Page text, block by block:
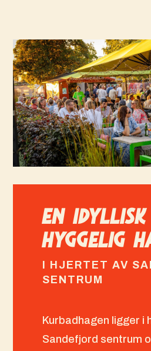
EN
HYGGELIG
I HJERTET AV
SENTRUM
Kurbadhagen ligger i
Sandefjord sentrum